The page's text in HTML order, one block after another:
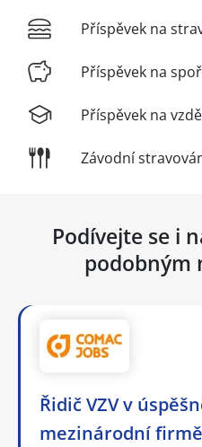
Příspěvek na
Příspěvek na
Příspěvek na
Závodní
Podívejte se i
podobným
Řidič VZV v
mezinárodní